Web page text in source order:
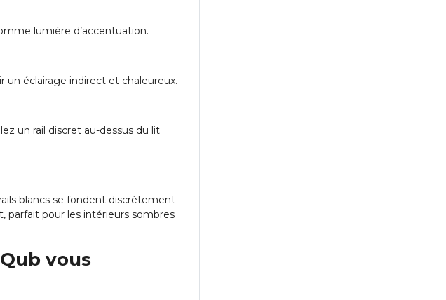
lumière d’accentuation.
un éclairage indirect et chaleureux.
un rail discret au-dessus du lit
blancs se fondent discrètement
parfait pour les intérieurs sombres
vous